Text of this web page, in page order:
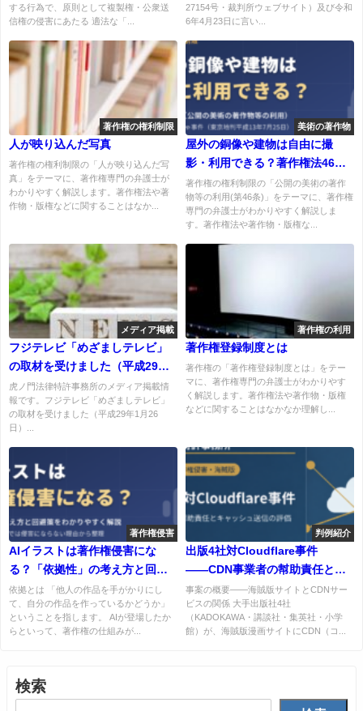
する行為で、原則として複製権・公衆送
信権の侵害にあたる 適法な「...
27154号・裁判所ウェブサイト）及び令和
6年4月23日に言い...
著作権の権利制限
人が映り込んだ写真
著作権の権利制限の「人が映り込んだ写
真」をテーマに、著作権専門の弁護士が
わかりやすく解説します。著作権法や著
作物・版権などに関することはなか...
美術の著作物
屋外の銅像や建物は自由に撮
影・利用できる？著作権法46条
をわかりやすく解説【はたらく
じどうしゃ事件】
著作権の権利制限の「公開の美術の著作
物等の利用(第46条)」をテーマに、著作権
専門の弁護士がわかりやすく解説しま
す。著作権法や著作物・版権な...
メディア掲載
フジテレビ「めざましテレビ」
の取材を受けました（平成29年1
月26日）
虎ノ門法律特許事務所のメディア掲載情
報です。フジテレビ「めざましテレビ」
の取材を受けました（平成29年1月26
日）...
著作権の利用
著作権登録制度とは
著作権の「著作権登録制度とは」をテー
マに、著作権専門の弁護士がわかりやす
く解説します。著作権法や著作物・版権
などに関することはなかなか理解し...
著作権侵害
AIイラストは著作権侵害にな
る？「依拠性」の考え方と回避
策をわかりやすく解説
依拠とは 「他人の作品を手がかりにし
て、自分の作品を作っているかどうか」
ということを指します。 AIが登場したか
らといって、著作権の仕組みが...
判例紹介
出版4社対Cloudflare事件
――CDN事業者の幇助責任とキ
ャッシュ送信の著作権法上の評
価
事案の概要――海賊版サイトとCDNサー
ビスの関係 大手出版社4社
（KADOKAWA・講談社・集英社・小学
館）が、海賊版漫画サイトにCDN（コ...
検索